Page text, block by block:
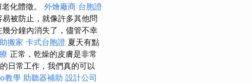
化體徵。 外燴廠商 台胞證
被防止，就像許多其他問
分鐘內消失了，儘管不幸
搬家 卡式台胞證 夏天有點
正常，乾燥的皮膚是非常
日常工作，我們真的可以
教學 助聽器補助 設計公司